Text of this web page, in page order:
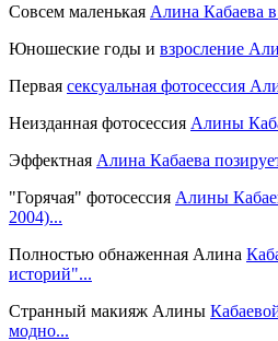
Совсем маленькая Алина Кабаева в
Юношеские годы и взросление
Первая сексуальная фотосессия
Неизданная фотосессия Алины
Эффектная Алина Кабаева
"Горячая" фотосессия Алины
2004)...
Полностью обнаженная Алина
историй"...
Странный макияж Алины
модно...